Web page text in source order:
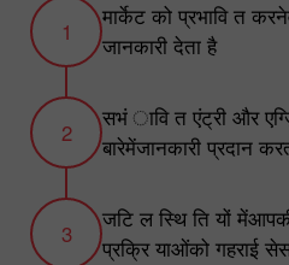
मार्केट को प्रभावि त
जानकारी देता है
सभं ावि त एंट्री और
बारेमेंजानकारी प्रदान
जटि ल स्थि ति यों
प्रक्रि याओंको गहराई